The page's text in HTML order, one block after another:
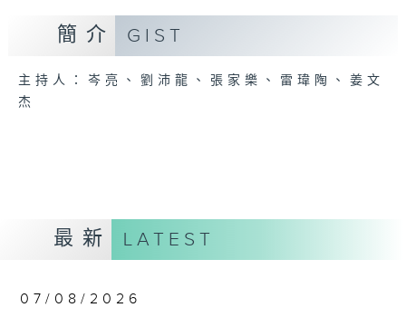
簡介 GIST
主持人：岑亮、劉沛龍、張家樂、雷瑋陶、姜文
杰
最新 LATEST
07/08/2026